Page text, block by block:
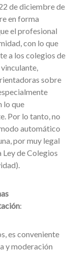
de diciembre de
en forma
el profesional
con lo que
a los colegios de
sobre
lo que
Por lo tanto, no
automático
por muy legal
Ley de Colegios
:
es conveniente
y moderación